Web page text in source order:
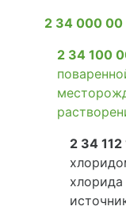
2 34 000 00
2 34 100
2 34 112